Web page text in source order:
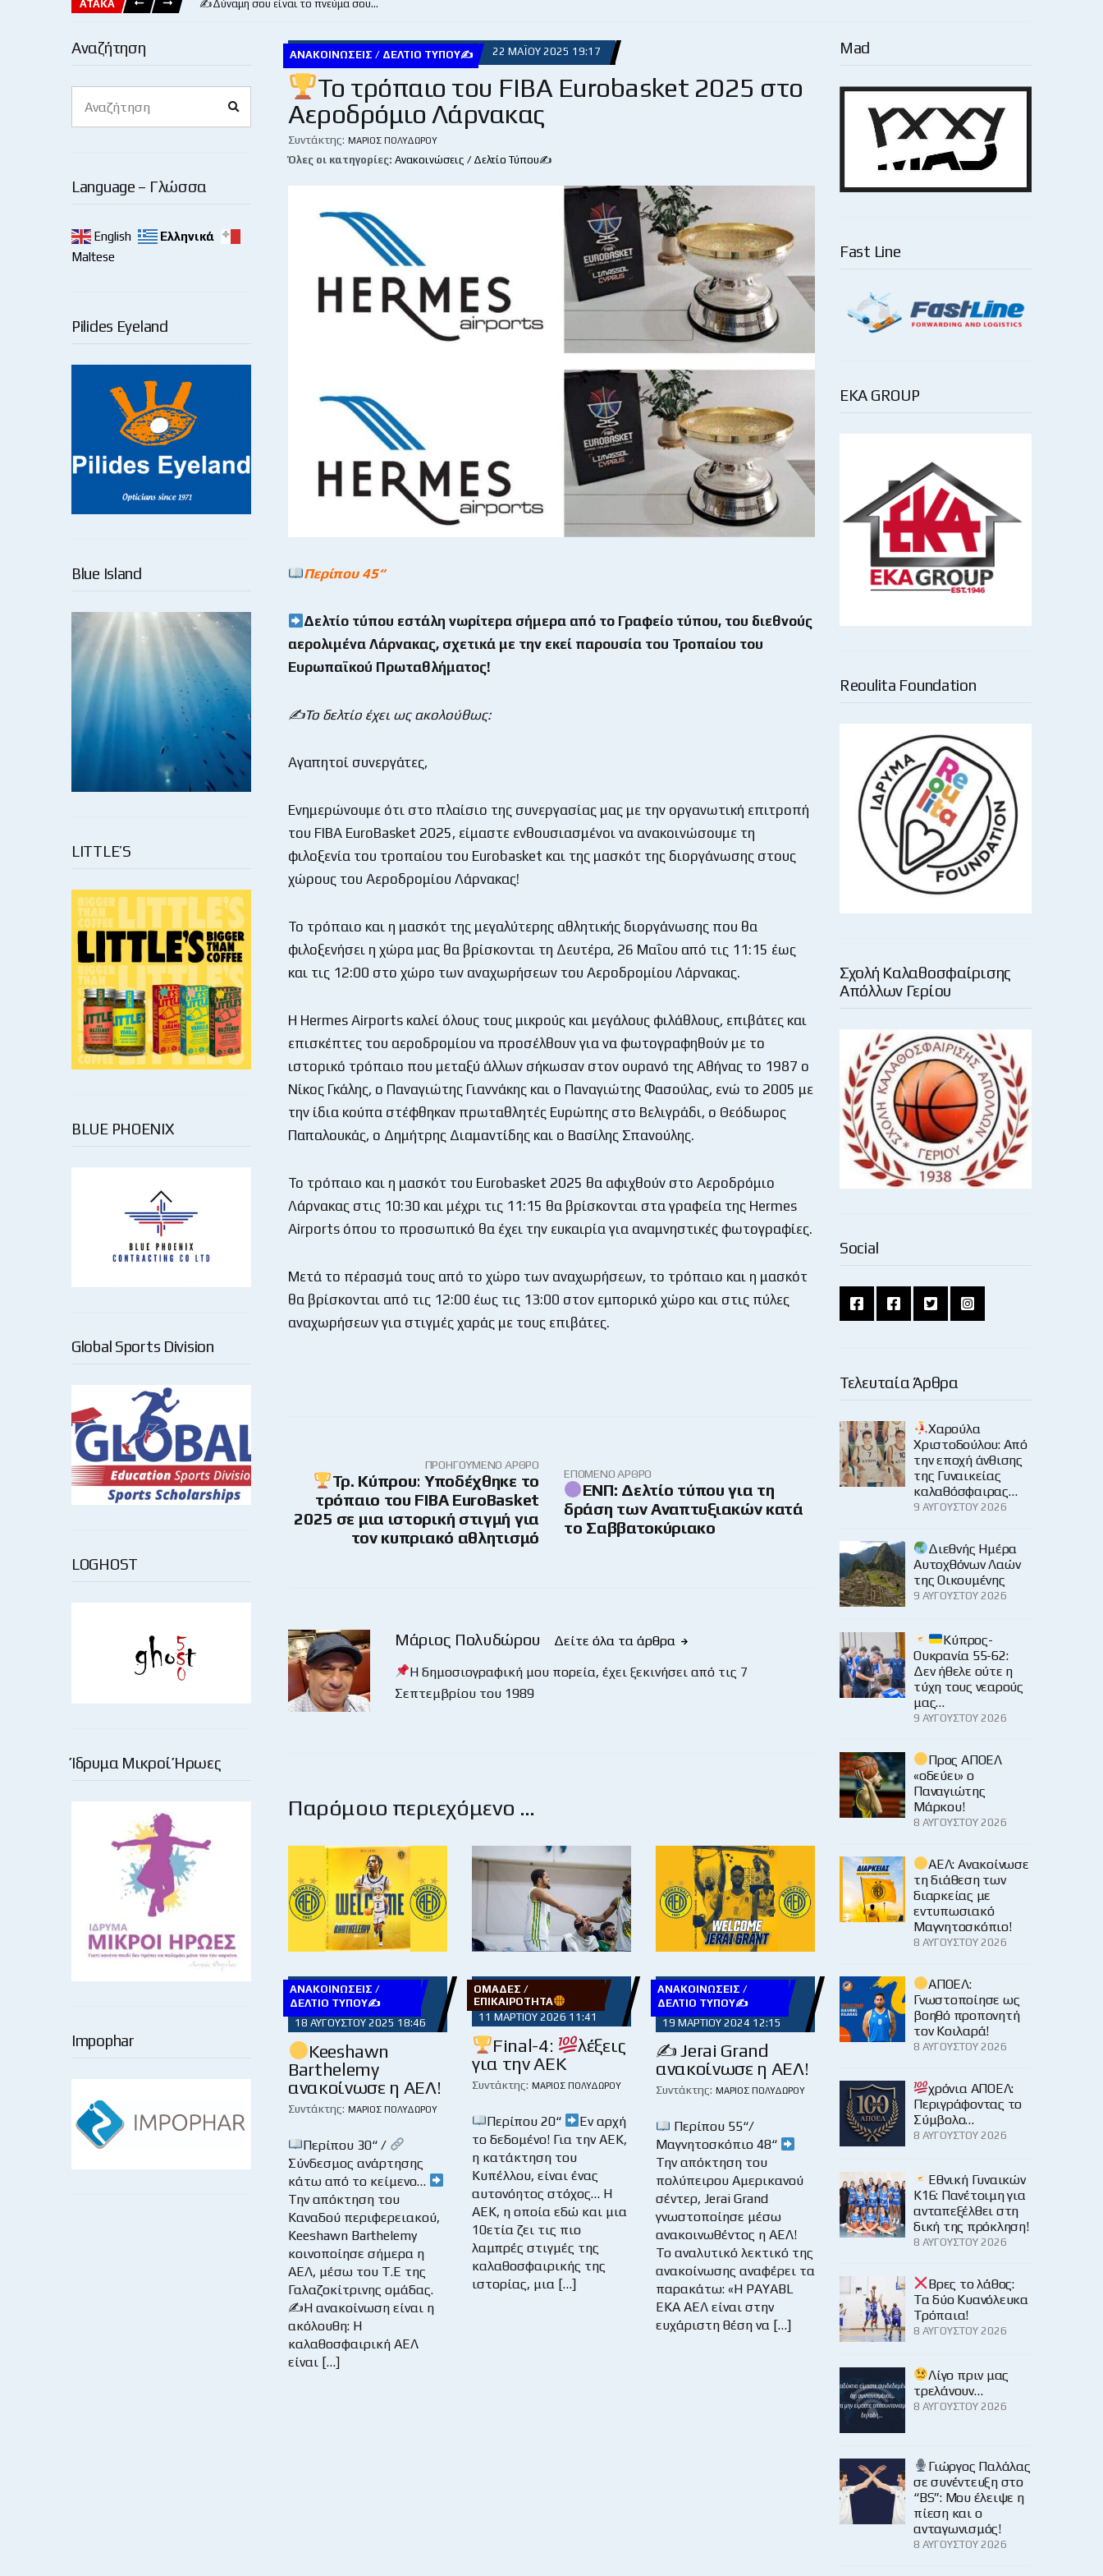
ΑΤΑΚΑ ✍️Δύναμη σου είναι το πνεύμα σου…
Αναζήτηση
for:
Language – Γλώσσα
English
Ελληνικά
Maltese
Pilides Eyeland
Blue Island
LITTLE’S
BLUE PHOENIX
Global Sports Division
LOGHOST
Ίδρυμα Μικροί Ήρωες
Impophar
ΑΝΑΚΟΙΝΏΣΕΙΣ / ΔΕΛΤΊΟ ΤΎΠΟΥ✍ 22 ΜΑΪ́ΟΥ 2025 19:17
Το τρόπαιο του FIBA Eurobasket 2025 στο
Αεροδρόμιο Λάρνακας
Συντάκτης: ΜΆΡΙΟΣ ΠΟΛΥΔΏΡΟΥ
Όλες οι κατηγορίες: Ανακοινώσεις / Δελτίο Τύπου✍
Περίπου 45“
Δελτίο τύπου εστάλη νωρίτερα σήμερα από το Γραφείο τύπου, του διεθνούς
αερολιμένα Λάρνακας, σχετικά με την εκεί παρουσία του Τροπαίου του
Ευρωπαϊκού Πρωταθλήματος!
✍️Το δελτίο έχει ως ακολούθως:
Αγαπητοί συνεργάτες,
Ενημερώνουμε ότι στο πλαίσιο της συνεργασίας μας με την οργανωτική επιτροπή
του FIBA EuroBasket 2025, είμαστε ενθουσιασμένοι να ανακοινώσουμε τη
φιλοξενία του τροπαίου του Εurobasket και της μασκότ της διοργάνωσης στους
χώρους του Αεροδρομίου Λάρνακας!
Το τρόπαιο και η μασκότ της μεγαλύτερης αθλητικής διοργάνωσης που θα
φιλοξενήσει η χώρα μας θα βρίσκονται τη Δευτέρα, 26 Μαΐου από τις 11:15 έως
και τις 12:00 στο χώρο των αναχωρήσεων του Αεροδρομίου Λάρνακας.
Η Hermes Airports καλεί όλους τους μικρούς και μεγάλους φιλάθλους, επιβάτες και
επισκέπτες του αεροδρομίου να προσέλθουν για να φωτογραφηθούν με το
ιστορικό τρόπαιο που μεταξύ άλλων σήκωσαν στον ουρανό της Αθήνας το 1987 ο
Νίκος Γκάλης, ο Παναγιώτης Γιαννάκης και ο Παναγιώτης Φασούλας, ενώ το 2005 με
την ίδια κούπα στέφθηκαν πρωταθλητές Ευρώπης στο Βελιγράδι, ο Θεόδωρος
Παπαλουκάς, ο Δημήτρης Διαμαντίδης και ο Βασίλης Σπανούλης.
Το τρόπαιο και η μασκότ του Eurobasket 2025 θα αφιχθούν στο Αεροδρόμιο
Λάρνακας στις 10:30 και μέχρι τις 11:15 θα βρίσκoνται στα γραφεία της Hermes
Airports όπου το προσωπικό θα έχει την ευκαιρία για αναμνηστικές φωτογραφίες.
Μετά το πέρασμά τους από το χώρο των αναχωρήσεων, το τρόπαιο και η μασκότ
θα βρίσκονται από τις 12:00 έως τις 13:00 στον εμπορικό χώρο και στις πύλες
αναχωρήσεων για στιγμές χαράς με τους επιβάτες.
ΠΡΟΗΓΟΎΜΕΝΟ ΆΡΘΡΟ
Τρ. Κύπρου: Υποδέχθηκε το
τρόπαιο του FIBA EuroBasket
2025 σε μια ιστορική στιγμή για
τον κυπριακό αθλητισμό
ΕΠΌΜΕΝΟ ΆΡΘΡΟ
ΕΝΠ: Δελτίο τύπου για τη
δράση των Αναπτυξιακών κατά
το Σαββατοκύριακο
Μάριος Πολυδώρου
Δείτε όλα τα άρθρα
Η δημοσιογραφική μου πορεία, έχει ξεκινήσει από τις 7
Σεπτεμβρίου του 1989
Παρόμοιο περιεχόμενο …
ΑΝΑΚΟΙΝΏΣΕΙΣ /
ΔΕΛΤΊΟ ΤΎΠΟΥ✍
18 ΑΥΓΟΎΣΤΟΥ 2025 18:46
Keeshawn
Barthelemy
ανακοίνωσε η ΑΕΛ!
Συντάκτης: ΜΆΡΙΟΣ ΠΟΛΥΔΏΡΟΥ
Περίπου 30“ /
Σύνδεσμος ανάρτησης
κάτω από το κείμενο…
Την απόκτηση του
Καναδού περιφερειακού,
Keeshawn Barthelemy
κοινοποίησε σήμερα η
ΑΕΛ, μέσω του Τ.Ε της
Γαλαζοκίτρινης ομάδας.
✍Η ανακοίνωση είναι η
ακόλουθη: Η
καλαθοσφαιρική ΑΕΛ
είναι […]
ΟΜΆΔΕΣ /
ΕΠΙΚΑΙΡΌΤΗΤΑ
11 ΜΑΡΤΊΟΥ 2026 11:41
Final-4:
λέξεις
για την ΑΕΚ
Συντάκτης: ΜΆΡΙΟΣ ΠΟΛΥΔΏΡΟΥ
Περίπου 20“
Εν αρχή
το δεδομένο! Για την ΑΕΚ,
η κατάκτηση του
Κυπέλλου, είναι ένας
αυτονόητος στόχος… Η
ΑΕΚ, η οποία εδώ και μια
10ετία ζει τις πιο
λαμπρές στιγμές της
καλαθοσφαιρικής της
ιστορίας, μια […]
ΑΝΑΚΟΙΝΏΣΕΙΣ /
ΔΕΛΤΊΟ ΤΎΠΟΥ✍
19 ΜΑΡΤΊΟΥ 2024 12:15
✍️ Jerai Grand
ανακοίνωσε η ΑΕΛ!
Συντάκτης: ΜΆΡΙΟΣ ΠΟΛΥΔΏΡΟΥ
Περίπου 55“/
Μαγνητοσκόπιο 48“
Την απόκτηση του
πολύπειρου Αμερικανού
σέντερ, Jerai Grand
γνωστοποίησε μέσω
ανακοινωθέντος η ΑΕΛ!
Το αναλυτικό λεκτικό της
ανακοίνωσης αναφέρει τα
παρακάτω: «H PAYABL
EKA ΑΕΛ είναι στην
ευχάριστη θέση να […]
Mad
Fast Line
EKA GROUP
Reoulita Foundation
Σχολή Καλαθοσφαίρισης
Απόλλων Γερίου
Social
Τελευταία Άρθρα
Χαρούλα
Χριστοδούλου: Από
την εποχή άνθισης
της Γυναικείας
καλαθόσφαιρας…
9 ΑΥΓΟΎΣΤΟΥ 2026
Διεθνής Ημέρα
Αυτοχθόνων Λαών
της Οικουμένης
9 ΑΥΓΟΎΣΤΟΥ 2026
Κύπρος-
Ουκρανία 55-62:
Δεν ήθελε ούτε η
τύχη τους νεαρούς
μας…
9 ΑΥΓΟΎΣΤΟΥ 2026
Προς ΑΠΟΕΛ
«οδεύει» ο
Παναγιώτης
Μάρκου!
8 ΑΥΓΟΎΣΤΟΥ 2026
ΑΕΛ: Ανακοίνωσε
τη διάθεση των
διαρκείας με
εντυπωσιακό
Μαγνητοσκόπιο!
8 ΑΥΓΟΎΣΤΟΥ 2026
ΑΠΟΕΛ:
Γνωστοποίησε ως
βοηθό προπονητή
τον Κοιλαρά!
8 ΑΥΓΟΎΣΤΟΥ 2026
χρόνια ΑΠΟΕΛ:
Περιγράφοντας το
Σύμβολο…
8 ΑΥΓΟΎΣΤΟΥ 2026
Εθνική Γυναικών
Κ16: Πανέτοιμη για
ανταπεξέλθει στη
δική της πρόκληση!
8 ΑΥΓΟΎΣΤΟΥ 2026
Βρες το λάθος:
Τα δύο Κυανόλευκα
Τρόπαια!
8 ΑΥΓΟΎΣΤΟΥ 2026
Λίγο πριν μας
τρελάνουν…
8 ΑΥΓΟΎΣΤΟΥ 2026
Γιώργος Παλάλας
σε συνέντευξη στο
“BS”: Μου έλειψε η
πίεση και ο
ανταγωνισμός!
8 ΑΥΓΟΎΣΤΟΥ 2026